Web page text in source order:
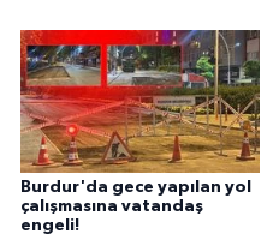
Burdur'da gece yapılan yol
çalışmasına vatandaş
engeli!